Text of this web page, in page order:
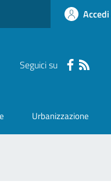
Seguici su
Urbanizzazione